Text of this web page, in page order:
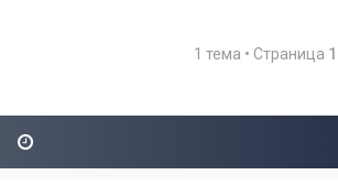
1 тема • Страница 1